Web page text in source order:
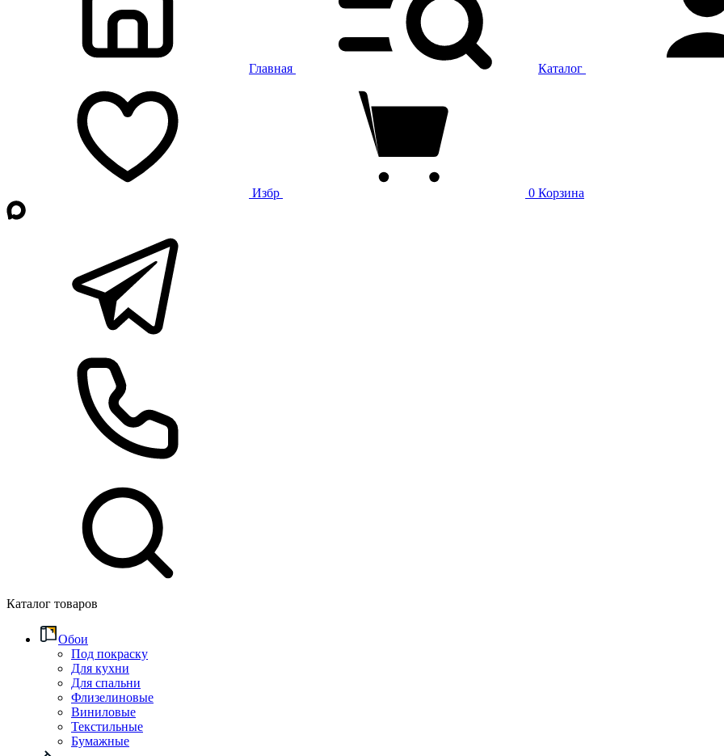
Главная Каталог
Избр 0 Корзина
Каталог товаров
Обои
Под покраску
Для кухни
Для спальни
Флизелиновые
Виниловые
Текстильные
Бумажные